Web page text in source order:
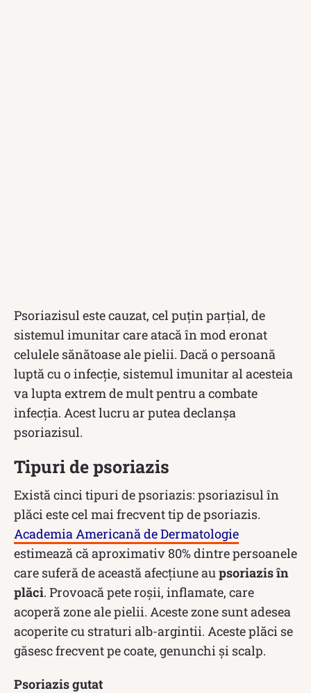
Psoriazisul este cauzat, cel puțin parțial, de
sistemul imunitar care atacă în mod eronat
celulele sănătoase ale pielii. Dacă o persoană
luptă cu o infecție, sistemul imunitar al acesteia
va lupta extrem de mult pentru a combate
infecția. Acest lucru ar putea declanșa
psoriazisul.
Tipuri de psoriazis
Există cinci tipuri de psoriazis: psoriazisul în
plăci este cel mai frecvent tip de psoriazis.
Academia Americană de Dermatologie
estimează că aproximativ 80% dintre persoanele
care suferă de această afecțiune au psoriazis în
plăci. Provoacă pete roșii, inflamate, care
acoperă zone ale pielii. Aceste zone sunt adesea
acoperite cu straturi alb-argintii. Aceste plăci se
găsesc frecvent pe coate, genunchi și scalp.
Psoriazis gutat